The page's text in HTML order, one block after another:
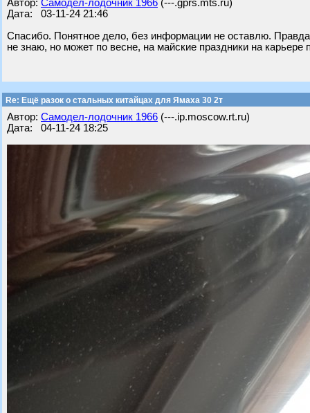
Автор: Самодел-лодочник 1966 (---.gprs.mts.ru)
Дата: 03-11-24 21:46
Спасибо. Понятное дело, без информации не оставлю.
не знаю, но может по весне, на майские праздники на карьере
Re: Ещё разок о стальных китайцах для Ямаха 30 2т
Автор: Самодел-лодочник 1966 (---.ip.moscow.rt.ru)
Дата: 04-11-24 18:25